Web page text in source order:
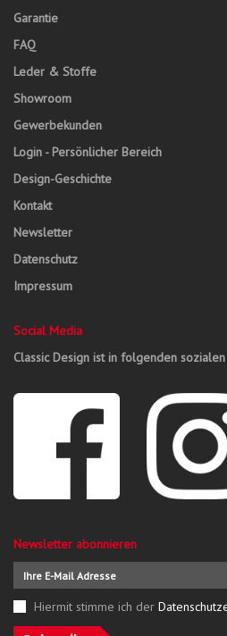
Garantie
FAQ
Leder & Stoffe
Showroom
Gewerbekunden
Login - Persönlicher Bereich
Design-Geschichte
Kontakt
Newsletter
Datenschutz
Impressum
Social Media
Classic Design ist in folgenden
Newsletter abonnieren
Hiermit stimme ich der